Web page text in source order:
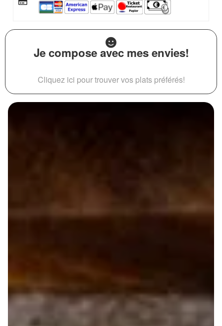
Je compose avec mes envies!
Cliquez ici pour trouver vos plats préférés!